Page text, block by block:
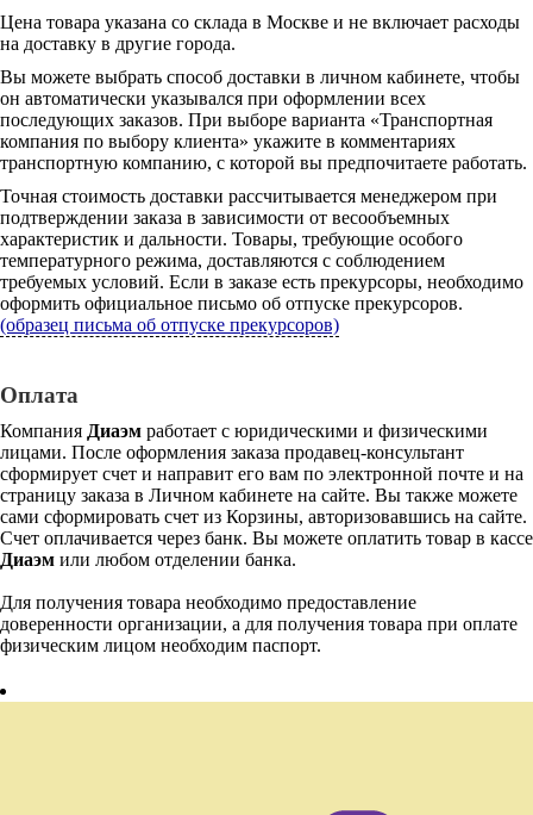
Цена товара указана со склада в Москве и не включает расходы
на доставку в другие города.
Вы можете выбрать способ доставки в личном кабинете, чтобы
он автоматически указывался при оформлении всех
последующих заказов. При выборе варианта «Транспортная
компания по выбору клиента» укажите в комментариях
транспортную компанию, с которой вы предпочитаете работать.
Точная стоимость доставки рассчитывается менеджером при
подтверждении заказа в зависимости от весообъемных
характеристик и дальности. Товары, требующие особого
температурного режима, доставляются с соблюдением
требуемых условий. Если в заказе есть прекурсоры, необходимо
оформить официальное письмо об отпуске прекурсоров.
(образец письма об отпуске прекурсоров)
Оплата
Компания Диаэм работает с юридическими и физическими
лицами. После оформления заказа продавец-консультант
сформирует счет и направит его вам по электронной почте и на
страницу заказа в Личном кабинете на сайте. Вы также можете
сами сформировать счет из Корзины, авторизовавшись на сайте.
Счет оплачивается через банк. Вы можете оплатить товар в кассе
Диаэм или любом отделении банка.
Для получения товара необходимо предоставление
доверенности организации, а для получения товара при оплате
физическим лицом необходим паспорт.